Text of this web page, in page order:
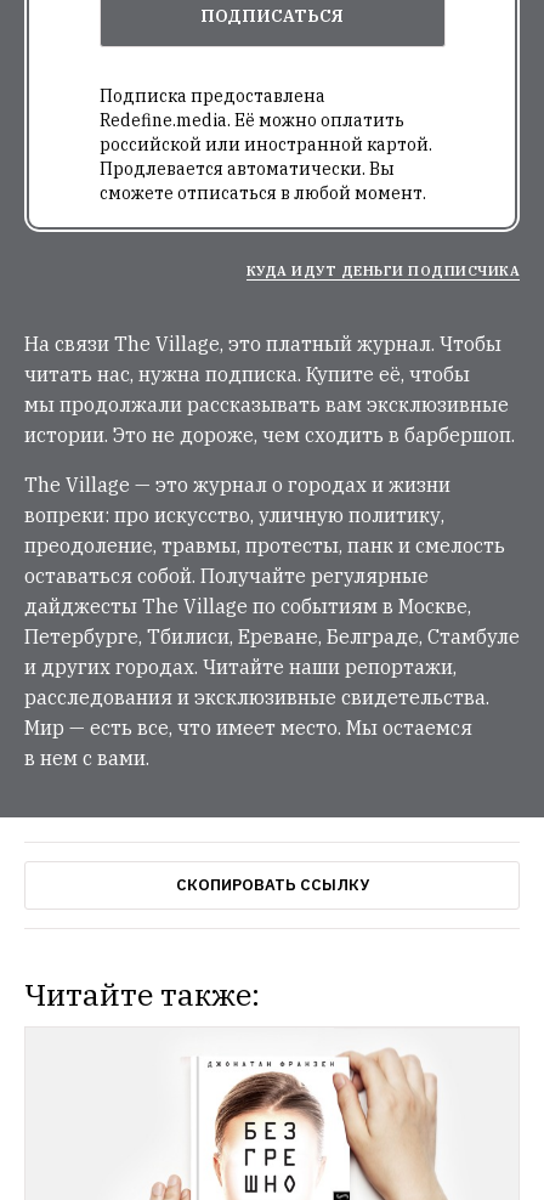
ПОДПИСАТЬСЯ
Подписка предоставлена
Redefine.media. Её можно оплатить
российской или иностранной картой.
Продлевается автоматически. Вы
сможете отписаться в любой момент.
КУДА ИДУТ ДЕНЬГИ ПОДПИСЧИКА
На связи The Village, это платный журнал. Чтобы
читать нас, нужна подписка. Купите её, чтобы
мы продолжали рассказывать вам эксклюзивные
истории. Это не дороже, чем сходить в барбершоп.
The Village — это журнал о городах и жизни
вопреки: про искусство, уличную политику,
преодоление, травмы, протесты, панк и смелость
оставаться собой. Получайте регулярные
дайджесты The Village по событиям в Москве,
Петербурге, Тбилиси, Ереване, Белграде, Стамбуле
и других городах. Читайте наши репортажи,
расследования и эксклюзивные свидетельства.
Мир — есть все, что имеет место. Мы остаемся
в нем с вами.
СКОПИРОВАТЬ ССЫЛКУ
Читайте также: